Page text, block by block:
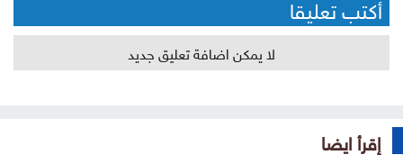
أكتب تعليقا
لا يمكن اضافة تعليق جديد
إقرأ ايضا